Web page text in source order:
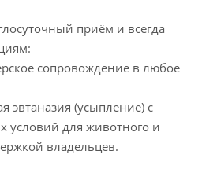
приём и всегда
сопровождение в любое
эвтаназия (усыпление) с
условий для животного и
владельцев.